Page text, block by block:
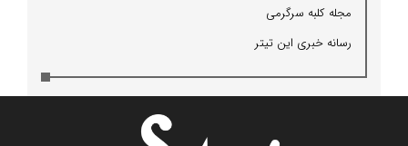
مجله كلبه سرگرمی
رسانه خبری این تیتر